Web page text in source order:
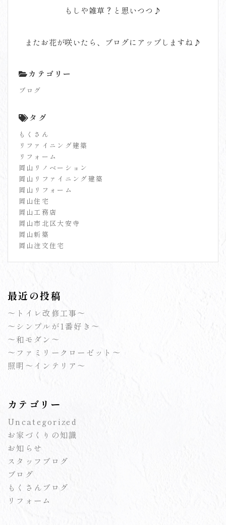
もしや雑草？と思いつつ♪
またお花が咲いたら、ブログにアップしますね♪
カテゴリー
ブログ
タグ
もくさん
リファイニング建築
リフォーム
岡山リノベーション
岡山リファイニング建築
岡山リフォーム
岡山住宅
岡山工務店
岡山市北区大安寺
岡山新築
岡山注文住宅
最近の投稿
～トイレ改修工事～
～シンプルが1番好き～
～和モダン～
～ファミリークローゼット～
照明～インテリア～
カテゴリー
Uncategorized
お家づくりの知識
お知らせ
スタッフブログ
ブログ
もくさんブログ
リフォーム